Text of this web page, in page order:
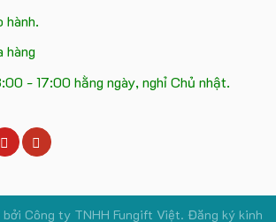
hành.
hàng
- 17:00 hằng ngày, nghỉ Chủ nhật.
Công ty TNHH Fungift Việt. Đăng ký kinh